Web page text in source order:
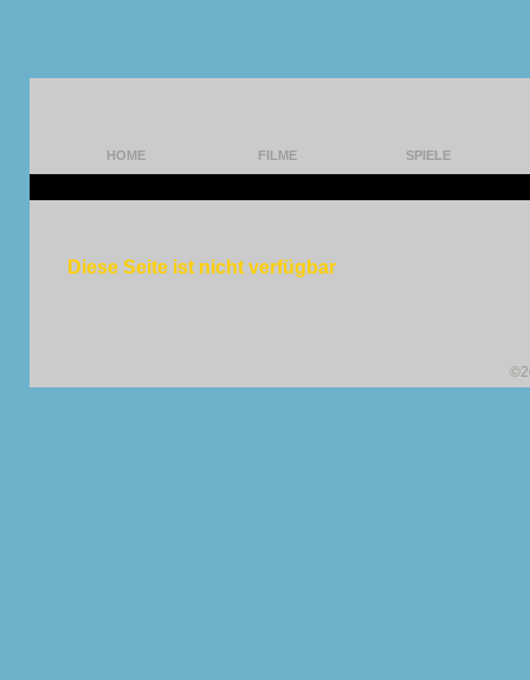
HOME FILME SPIELE
Diese Seite ist nicht verfügbar